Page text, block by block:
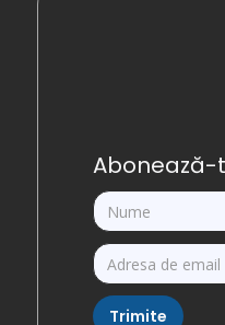
Abonează-